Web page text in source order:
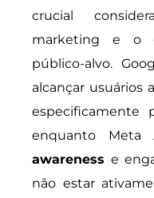
crucial
marketing e o
público-alvo.
alcançar usuários
especificamente
enquanto Meta
awareness e
não estar